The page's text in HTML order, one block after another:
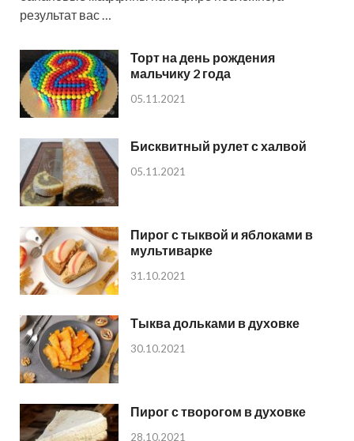
результат вас …
Торт на день рождения
мальчику 2 года
05.11.2021
Бисквитный рулет с халвой
05.11.2021
Пирог с тыквой и яблоками в
мультиварке
31.10.2021
Тыква дольками в духовке
30.10.2021
Пирог с творогом в духовке
28.10.2021